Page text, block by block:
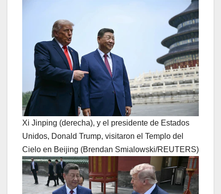
Xi Jinping (derecha), y el presidente de Estados
Unidos, Donald Trump, visitaron el Templo del
Cielo en Beijing (Brendan Smialowski/REUTERS)